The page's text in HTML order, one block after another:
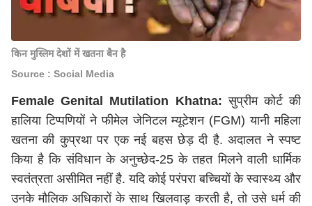
किन मुस्लिम देशों में खतना बैन है
Source : Social Media
Female Genital Mutilation Khatna: सुप्रीम कोर्ट की
हालिया टिप्पणियों ने फीमेल जेनिटल म्यूटेशन (FGM) यानी महिला
खतना की कुप्रथा पर एक नई बहस छेड़ दी है. अदालत ने स्पष्ट
किया है कि संविधान के अनुच्छेद-25 के तहत मिलने वाली धार्मिक
स्वतंत्रता असीमित नहीं है. यदि कोई परंपरा बच्चियों के स्वास्थ्य और
उनके मौलिक अधिकारों के साथ खिलवाड़ करती है, तो उसे धर्म की